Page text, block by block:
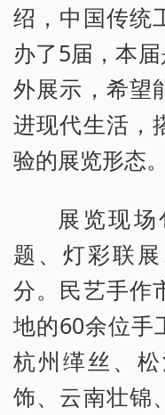
绍，中国传统
办了5届，本
外展示，希望
进现代生活，
验的展览形态。
展览现
题、灯彩联
分。民艺手作
地的60余位手
杭州缂丝、
饰、云南壮锦